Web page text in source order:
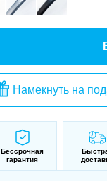
Намекнуть на
Бессрочная
гарантия